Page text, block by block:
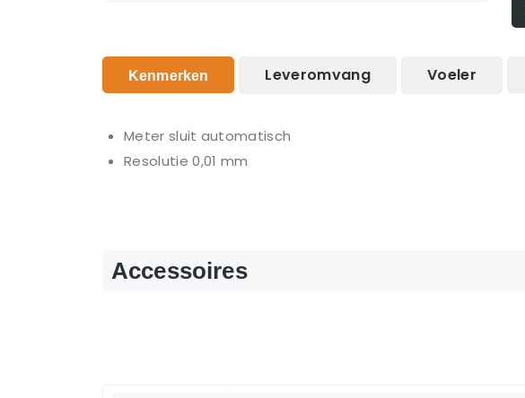
Kenmerken Leveromvang Voeler
Meter sluit automatisch
Resolutie 0,01 mm
Accessoires